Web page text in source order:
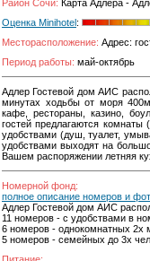
Район Сочи: Карта Адлера -
Оценка Minihotel:
Месторасположение: Адрес:
Период работы: май-октябрь
Адлер Гостевой дом АИС
минутах ходьбы от моря
кафе, рестораны, казино,
гостей предлагаются
удобствами (душ, туалет,
удобствами выходят на
Вашем распоряжении летняя
Номерной фонд:
полное описание номеров и
Адлер Гостевой дом АИС
11 номеров - с удобствами в
6 номеров - однокомнатных 2х
5 номеров - семейных до 3х